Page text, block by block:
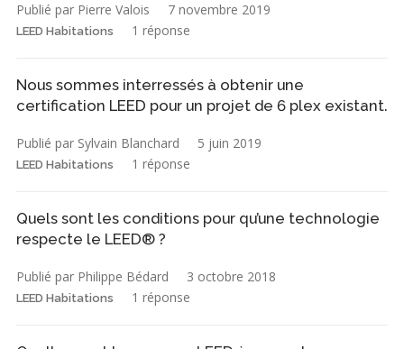
Publié par Pierre Valois 7 novembre 2019
LEED Habitations 1 réponse
Nous sommes interressés à obtenir une
certification LEED pour un projet de 6 plex existant.
Publié par Sylvain Blanchard 5 juin 2019
LEED Habitations 1 réponse
Quels sont les conditions pour qu’une technologie
respecte le LEED® ?
Publié par Philippe Bédard 3 octobre 2018
LEED Habitations 1 réponse